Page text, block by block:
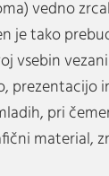
vedno
je tako
vsebin
prezentacijo
pri
material,